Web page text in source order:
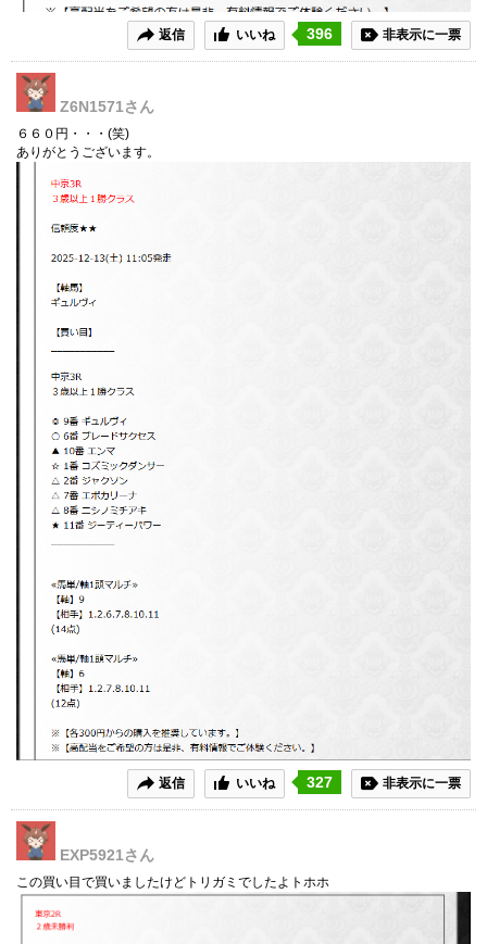
返信 いいね 396 非表示に一票
Z6N1571さん
６６０円・・・(笑)
ありがとうございます。
返信 いいね 327 非表示に一票
EXP5921さん
この買い目で買いましたけどトリガミでしたよトホホ